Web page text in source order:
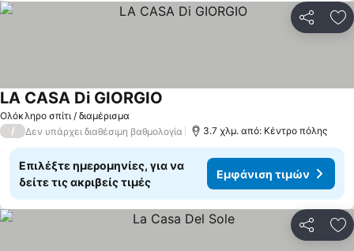
Ολόκληρο σπίτι / διαμέρισμα
LA CASA Di GIORGIO
/ Δεν υπάρχει διαθέσιμη βαθμολογία 3.7 χλμ. από: Κέντρο πόλης
Επιλέξτε ημερομηνίες, για να
δείτε τις ακριβείς τιμές
Εμφάνιση τιμών